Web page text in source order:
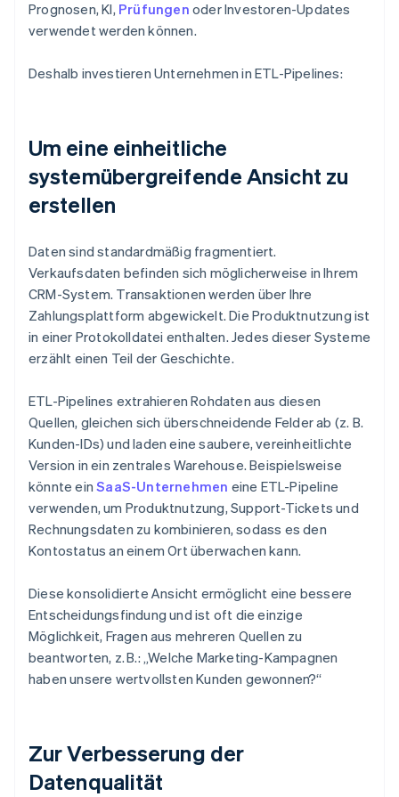
Prognosen, KI, Prüfungen oder Investoren-Updates
verwendet werden können.
Deshalb investieren Unternehmen in ETL-Pipelines:
Um eine einheitliche
systemübergreifende Ansicht zu
erstellen
Daten sind standardmäßig fragmentiert.
Verkaufsdaten befinden sich möglicherweise in Ihrem
CRM-System. Transaktionen werden über Ihre
Zahlungsplattform abgewickelt. Die Produktnutzung ist
in einer Protokolldatei enthalten. Jedes dieser Systeme
erzählt einen Teil der Geschichte.
ETL-Pipelines extrahieren Rohdaten aus diesen
Quellen, gleichen sich überschneidende Felder ab (z. B.
Kunden-IDs) und laden eine saubere, vereinheitlichte
Version in ein zentrales Warehouse. Beispielsweise
könnte einSaaS-Unternehmen eine ETL-Pipeline
verwenden, um Produktnutzung, Support-Tickets und
Rechnungsdaten zu kombinieren, sodass es den
Kontostatus an einem Ort überwachen kann.
Diese konsolidierte Ansicht ermöglicht eine bessere
Entscheidungsfindung und ist oft die einzige
Möglichkeit, Fragen aus mehreren Quellen zu
beantworten, z. B.: „Welche Marketing-Kampagnen
haben unsere wertvollsten Kunden gewonnen?“
Zur Verbesserung der
Datenqualität